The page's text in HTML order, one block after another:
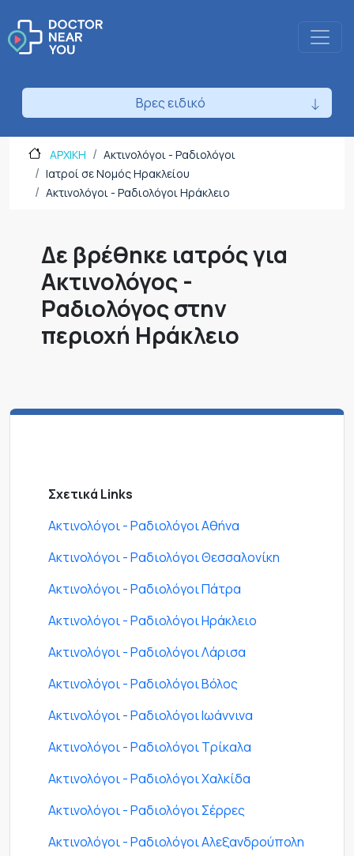
Βρες ειδικό
ΑΡΧΙΚΗ
Ακτινολόγοι - Ραδιολόγοι
Ιατροί σε Νομός Ηρακλείου
Ακτινολόγοι - Ραδιολόγοι Ηράκλειο
Δε βρέθηκε ιατρός για
Ακτινολόγος -
Ραδιολόγος στην
περιοχή Ηράκλειο
Σχετικά Links
Ακτινολόγοι - Ραδιολόγοι Αθήνα
Ακτινολόγοι - Ραδιολόγοι Θεσσαλονίκη
Ακτινολόγοι - Ραδιολόγοι Πάτρα
Ακτινολόγοι - Ραδιολόγοι Ηράκλειο
Ακτινολόγοι - Ραδιολόγοι Λάρισα
Ακτινολόγοι - Ραδιολόγοι Βόλος
Ακτινολόγοι - Ραδιολόγοι Ιωάννινα
Ακτινολόγοι - Ραδιολόγοι Τρίκαλα
Ακτινολόγοι - Ραδιολόγοι Χαλκίδα
Ακτινολόγοι - Ραδιολόγοι Σέρρες
Ακτινολόγοι - Ραδιολόγοι Αλεξανδρούπολη